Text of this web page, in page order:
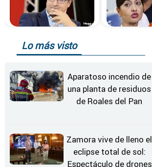
Lo más visto
Aparatoso incendio de
una planta de residuos
de Roales del Pan
Zamora vive de lleno el
eclipse total de sol:
Espectáculo de drones